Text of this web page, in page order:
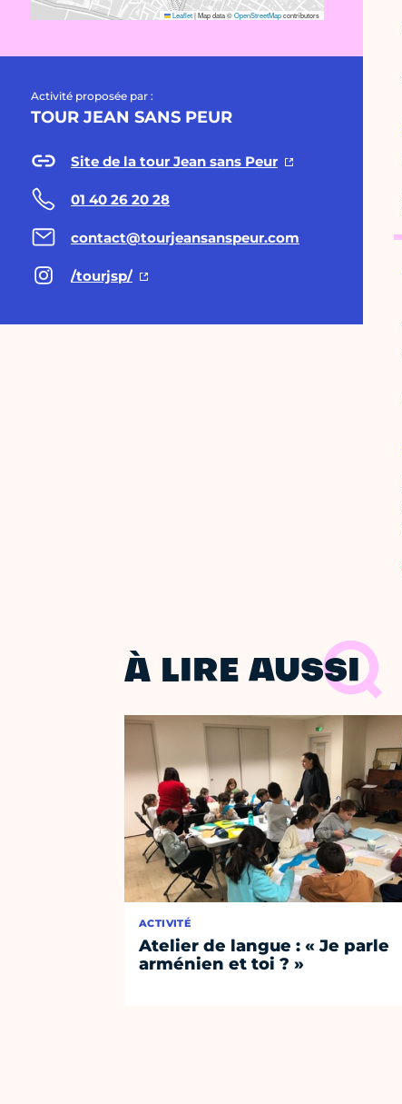
Leaflet|Map data ©OpenStreetMapcontributors
Activité proposée par :
TOUR JEAN SANS PEUR
Site de la tour Jean sans Peur
01 40 26 20 28
contact@tourjeansanspeur.com
/tourjsp/
À LIRE AUSSI
ACTIVITÉ
Atelier de langue : « Je parle
arménien et toi ? »